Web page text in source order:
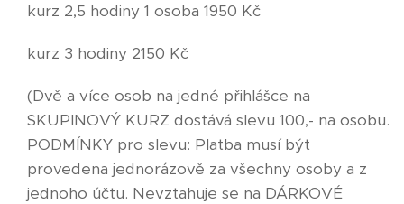
kurz 2,5 hodiny 1 osoba 1950 Kč
kurz 3 hodiny 2150 Kč
(Dvě a více osob na jedné přihlášce na
SKUPINOVÝ KURZ dostává slevu 100,- na osobu.
PODMÍNKY pro slevu: Platba musí být
provedena jednorázově za všechny osoby a z
jednoho účtu. Nevztahuje se na DÁRKOVÉ